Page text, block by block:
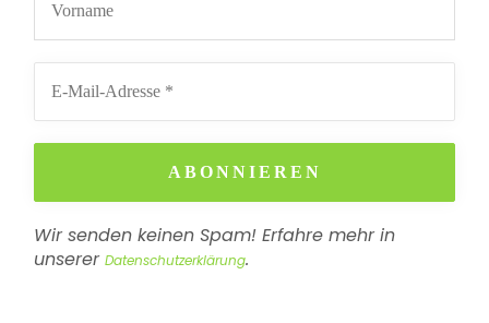
Wir senden keinen Spam! Erfahre mehr in
unserer Datenschutzerklärung.